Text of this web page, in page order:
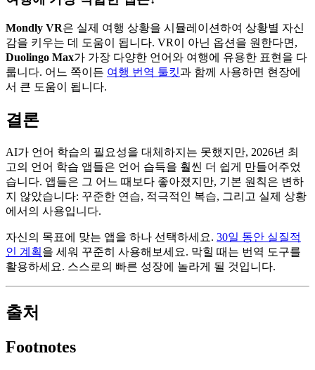
Mondly VR은 실제 여행 상황을 시뮬레이션하여 상황별 자신
감을 키우는 데 도움이 됩니다. VR이 아닌 옵션을 원한다면,
Duolingo Max가 가장 다양한 언어와 여행에 유용한 표현을 다
룹니다. 어느 쪽이든 여행 번역 툴킷과 함께 사용하면 현장에
서 큰 도움이 됩니다.
결론
AI가 언어 학습의 필요성을 대체하지는 못했지만, 2026년 최
고의 언어 학습 앱들은 언어 습득을 훨씬 더 쉽게 만들어주었
습니다. 앱들은 그 어느 때보다 좋아졌지만, 기본 원칙은 변하
지 않았습니다: 꾸준한 연습, 적극적인 복습, 그리고 실제 상황
에서의 사용입니다.
자신의 목표에 맞는 앱을 하나 선택하세요. 30일 동안 실질적
인 계획을 세워 꾸준히 사용해보세요. 막힐 때는 번역 도구를
활용하세요. 스스로의 빠른 성장에 놀라게 될 것입니다.
출처
Footnotes